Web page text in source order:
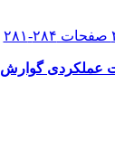
عملکردی گوارش